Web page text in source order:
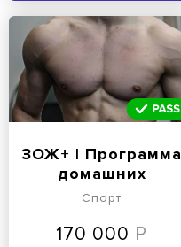
ЗОЖ+ | Программа
домашних
тренировок
Спорт
170 000